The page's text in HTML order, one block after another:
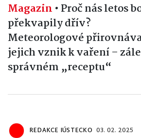
Magazin • Proč nás letos
překvapily dřív?
Meteorologové
jejich vznik k vaření –
správném „receptu“
REDAKCE IÚSTECKO 03. 02. 2025